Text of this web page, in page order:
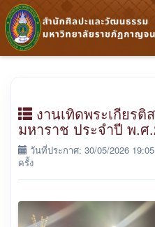
งานเทิดพระเกียรติ
มหาราช ประจำปี พ.ศ
วันที่ประกาศ: 30/05/2026
ครั้ง